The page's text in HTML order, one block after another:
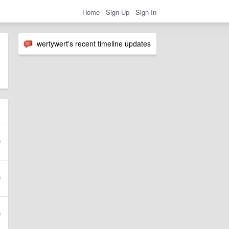
Home Sign Up Sign In
wertywert's recent timeline updates